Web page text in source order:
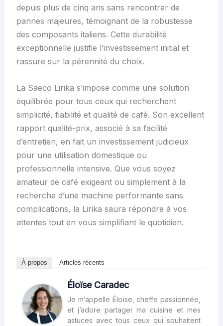
depuis plus de cinq ans sans rencontrer de
pannes majeures, témoignant de la robustesse
des composants italiens. Cette durabilité
exceptionnelle justifie l’investissement initial et
rassure sur la pérennité du choix.
La Saeco Lirika s’impose comme une solution
équilibrée pour tous ceux qui recherchent
simplicité, fiabilité et qualité de café. Son excellent
rapport qualité-prix, associé à sa facilité
d’entretien, en fait un investissement judicieux
pour une utilisation domestique ou
professionnelle intensive. Que vous soyez
amateur de café exigeant ou simplement à la
recherche d’une machine performante sans
complications, la Lirika saura répondre à vos
attentes tout en vous simplifiant le quotidien.
À propos Articles récents
Éloïse Caradec
Je m’appelle Éloïse, cheffe passionnée,
et j’adore partager ma cuisine et mes
astuces avec tous ceux qui souhaitent